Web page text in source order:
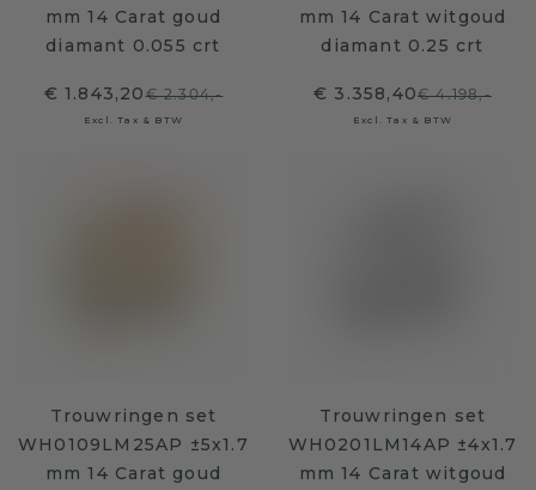
mm 14 Carat goud
diamant 0.055 crt
€ 1.843,20€ 2.304,-
Excl. Tax & BTW
mm 14 Carat witgoud
diamant 0.25 crt
€ 3.358,40€ 4.198,-
Excl. Tax & BTW
Trouwringen set
WH0109LM25AP ±5x1.7
mm 14 Carat goud
Trouwringen set
WH0201LM14AP ±4x1.7
mm 14 Carat witgoud